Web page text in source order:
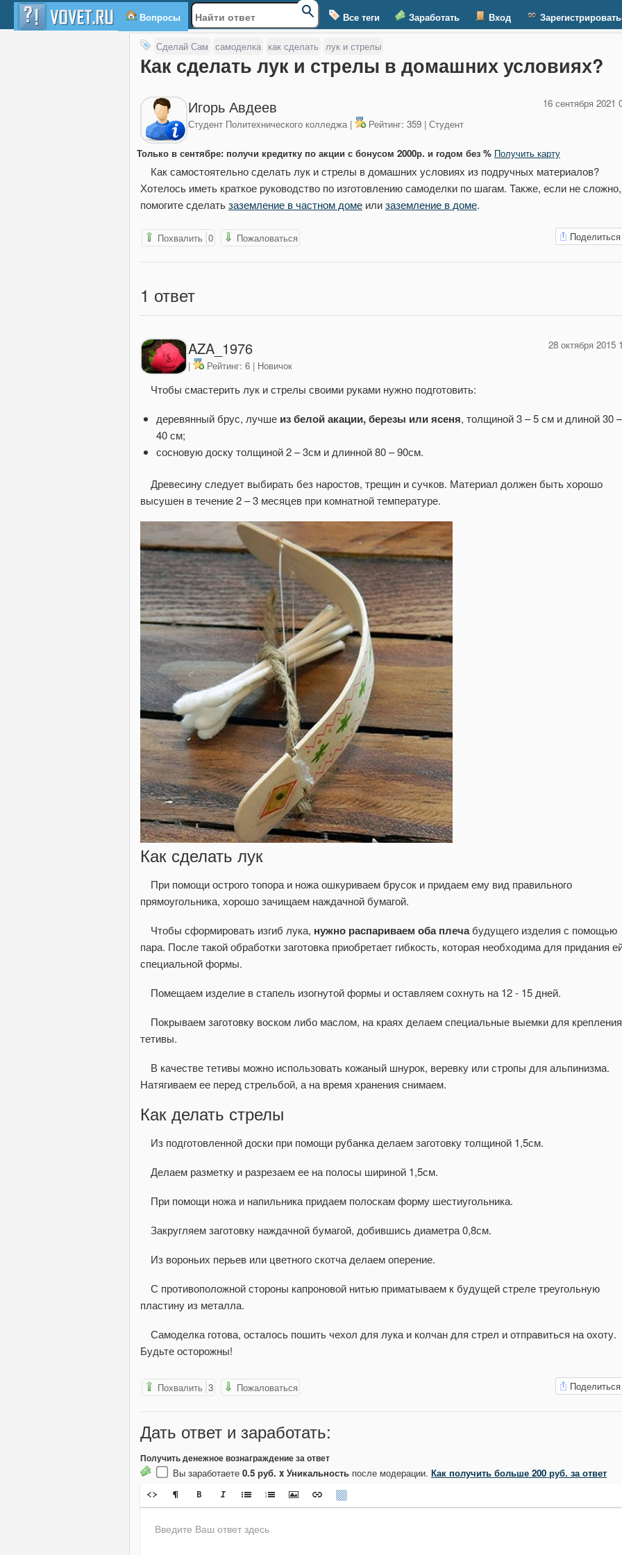
Вопросы Все теги Заработать Вход
Сделай Сам самоделка как сделать лук и стрелы
Как сделать лук и стрелы в домашних условиях?
16 сентября 2021
Игорь Авдеев
Студент Политехнического колледжа | Рейтинг: 359 | Студент
Только в сентябре: получи кредитку по акции с бонусом 2000р. и годом без % Получить карту
Как самостоятельно сделать лук и стрелы в домашних условиях из подручных материалов?
Хотелось иметь краткое руководство по изготовлению самоделки по шагам. Также, если не сложно,
помогите сделатьзаземление в частном доме илизаземление в доме.
Похвалить 0 Пожаловаться Поделиться
1 ответ
28 октября 2015
AZA_1976
| Рейтинг: 6 | Новичок
Чтобы смастерить лук и стрелы своими руками нужно подготовить:
деревянный брус, лучше из белой акации, березы или ясеня, толщиной 3 – 5 см и длиной 30 –
40 см;
сосновую доску толщиной 2 – 3см и длинной 80 – 90см.
Древесину следует выбирать без наростов, трещин и сучков. Материал должен быть хорошо
высушен в течение 2 – 3 месяцев при комнатной температуре.
Как сделать лук
При помощи острого топора и ножа ошкуриваем брусок и придаем ему вид правильного
прямоугольника, хорошо зачищаем наждачной бумагой.
Чтобы сформировать изгиб лука, нужно распариваем оба плечабудущего изделия с помощью
пара. После такой обработки заготовка приобретает гибкость, которая необходима для придания
специальной формы.
Помещаем изделие в стапель изогнутой формы и оставляем сохнуть на 12 - 15 дней.
Покрываем заготовку воском либо маслом, на краях делаем специальные выемки для крепления
тетивы.
В качестве тетивы можно использовать кожаный шнурок, веревку или стропы для альпинизма.
Натягиваем ее перед стрельбой, а на время хранения снимаем.
Как делать стрелы
Из подготовленной доски при помощи рубанка делаем заготовку толщиной 1,5см.
Делаем разметку и разрезаем ее на полосы шириной 1,5см.
При помощи ножа и напильника придаем полоскам форму шестиугольника.
Закругляем заготовку наждачной бумагой, добившись диаметра 0,8см.
Из вороньих перьев или цветного скотча делаем оперение.
С противоположной стороны капроновой нитью приматываем к будущей стреле треугольную
пластину из металла.
Самоделка готова, осталось пошить чехол для лука и колчан для стрел и отправиться на охоту.
Будьте осторожны!
Похвалить 3 Пожаловаться Поделиться
Дать ответ и заработать:
Получить денежное вознаграждение за ответ
Вы заработаете 0.5 руб. x Уникальность после модерации. Как получить больше 200 руб. за ответ